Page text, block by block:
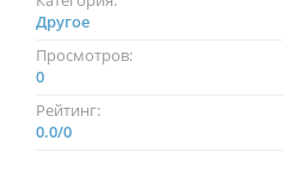
Другое
Просмотров:
0
Рейтинг:
0.0/0